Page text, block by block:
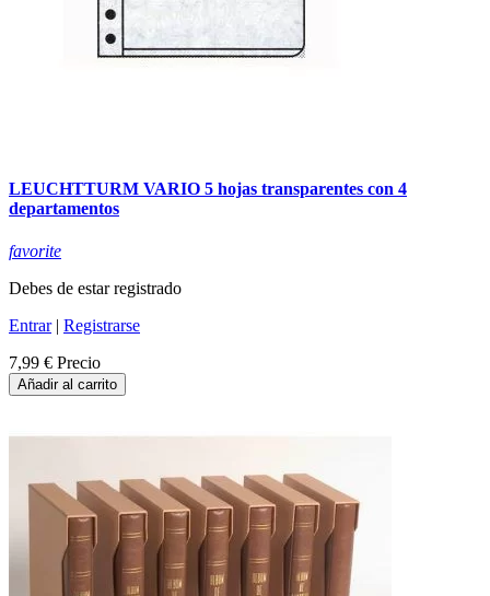
LEUCHTTURM VARIO 5 hojas transparentes con 4
departamentos
favorite
Debes de estar registrado
Entrar| Registrarse
7,99 € Precio
Añadir al carrito